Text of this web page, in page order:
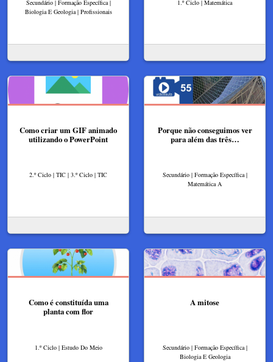
Secundário | Formação Específica |
Biologia E Geologia | Profissionais
1.º Ciclo | Matemática
Como criar um GIF animado
utilizando o PowerPoint
2.º Ciclo | TIC | 3.º Ciclo | TIC
Porque não conseguimos ver
para além das três…
Secundário | Formação Específica |
Matemática A
Como é constituída uma
planta com flor
1.º Ciclo | Estudo Do Meio
A mitose
Secundário | Formação Específica |
Biologia E Geologia